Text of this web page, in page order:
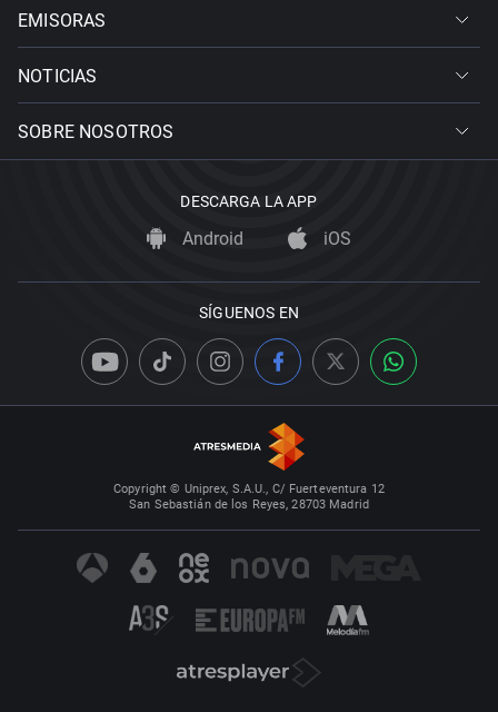
EMISORAS
NOTICIAS
SOBRE NOSOTROS
DESCARGA LA APP
Android iOS
SÍGUENOS EN
Copyright © Uniprex, S.A.U., C/ Fuerteventura 12
San Sebastián de los Reyes, 28703 Madrid